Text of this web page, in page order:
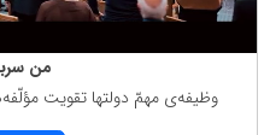
من
وظیفه‌ی مهمّ دولتها تقویت